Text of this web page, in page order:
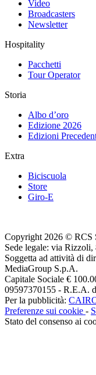
Video
Broadcasters
Newsletter
Hospitality
Pacchetti
Tour Operator
Storia
Albo d’oro
Edizione 2026
Edizioni
Extra
Biciscuola
Store
Giro-E
Copyright 2026 © RCS
Sede legale: via
Soggetta ad attività di
MediaGroup S.p.A.
Capitale Sociale €
09597370155 - R.E.A.
Per la pubblicità:
Preferenze sui cookie -
Stato del consenso ai